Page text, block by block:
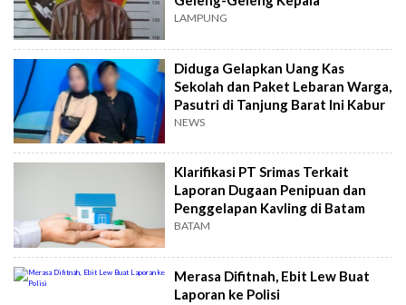
LAMPUNG
Diduga Gelapkan Uang Kas
Sekolah dan Paket Lebaran Warga,
Pasutri di Tanjung Barat Ini Kabur
NEWS
Klarifikasi PT Srimas Terkait
Laporan Dugaan Penipuan dan
Penggelapan Kavling di Batam
BATAM
Merasa Difitnah, Ebit Lew Buat
Laporan ke Polisi